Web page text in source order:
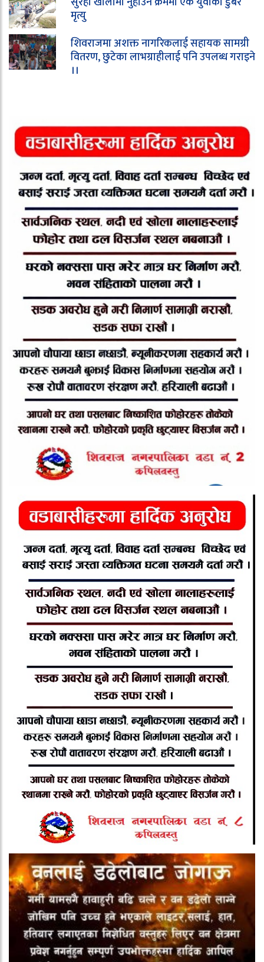
मृत्यु
शिवराजमा अशक्त नागरिकलाई सहायक सामग्री
वितरण, छुटेका लाभग्राहीलाई पनि उपलब्ध गराइने
।।